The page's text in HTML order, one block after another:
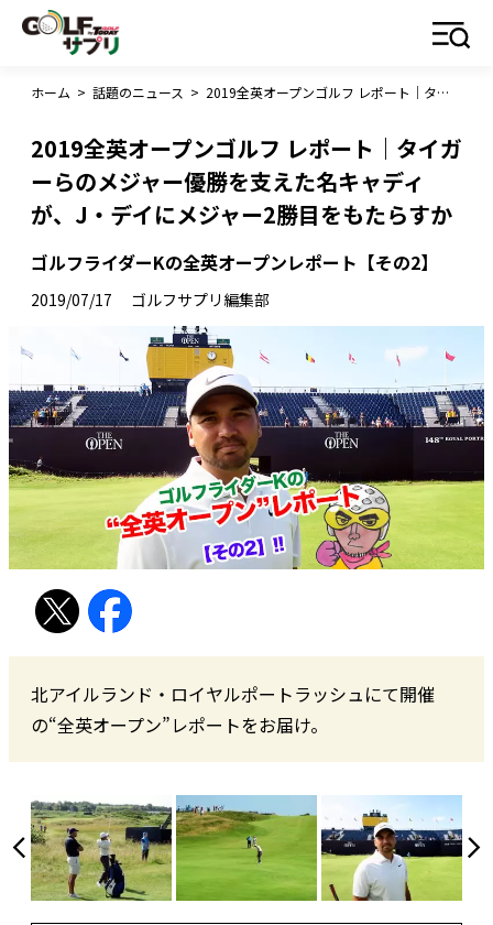
ホーム > 話題のニュース > 2019全英オープンゴルフ レポート｜タイガーらのメジャー優勝を支えた名キャディが、J・デイにメジャー2勝目をもたらすか
2019全英オープンゴルフ レポート｜タイガ
ーらのメジャー優勝を支えた名キャディ
が、J・デイにメジャー2勝目をもたらすか
ゴルフライダーKの全英オープンレポート【その2】
2019/07/17 ゴルフサプリ編集部
北アイルランド・ロイヤルポートラッシュにて開催
の“全英オープン”レポートをお届け。